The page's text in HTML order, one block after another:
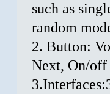
such as
random
2. Button:
Next, On/off